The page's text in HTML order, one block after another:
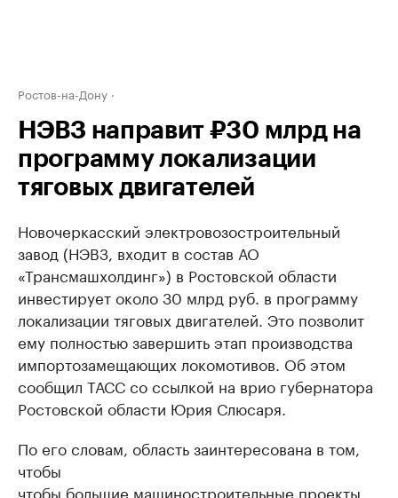
Ростов-на-Дону
НЭВЗ направит ₽30 млрд на
программу локализации
тяговых двигателей
Новочеркасский электровозостроительный
завод (НЭВЗ, входит в состав АО
«Трансмашхолдинг») в Ростовской области
инвестирует около 30 млрд руб. в программу
локализации тяговых двигателей. Это позволит
ему полностью завершить этап производства
импортозамещающих локомотивов. Об этом
сообщил ТАСС со ссылкой на врио губернатора
Ростовской области Юрия Слюсаря.
По его словам, область заинтересована в том,
чтобы
чтобы большие машиностроительные проекты